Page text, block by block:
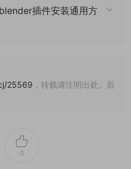
插件安装通用方
25569 ，转载请注明出处。后
0